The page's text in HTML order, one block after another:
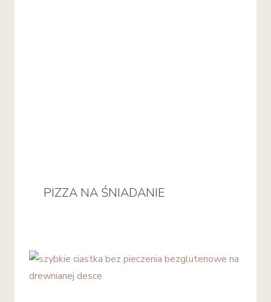
PIZZA NA ŚNIADANIE